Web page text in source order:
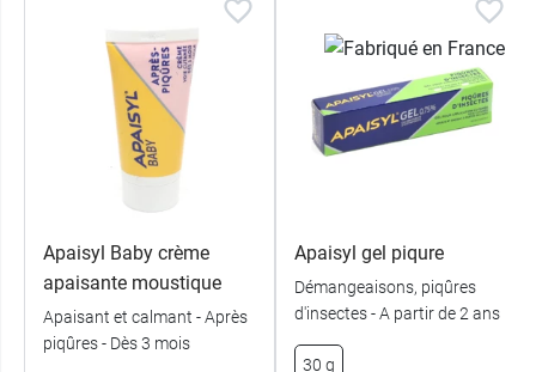
Apaisyl Baby crème
apaisante moustique
Apaisant et calmant - Après
piqûres - Dès 3 mois
Apaisyl gel piqure
Démangeaisons, piqûres
d'insectes - A partir de 2 ans
30 g